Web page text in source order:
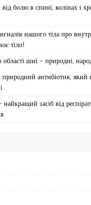
болю в спині, колінах і
нашого тіла про
тіло!
шиї – природні,
антибіотик, який
засіб від